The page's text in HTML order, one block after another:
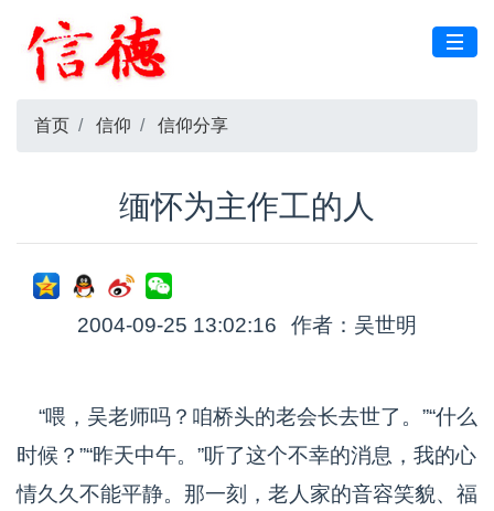
首页 信仰 信仰分享
缅怀为主作工的人
2004-09-25 13:02:16 作者：吴世明
“喂，吴老师吗？咱桥头的老会长去世了。”“什么
时候？”“昨天中午。”听了这个不幸的消息，我的心
情久久不能平静。那一刻，老人家的音容笑貌、福